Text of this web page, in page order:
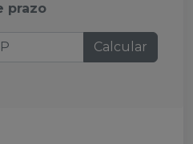
prazo
Calcular